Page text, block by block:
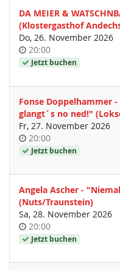
DA MEIER &
(Klostergasthof
Do, 26. November 2026
Uhrzeit
20:00
Jetzt buchen
Fonse Doppelhammer
glangt´s no ned!"
Fr, 27. November 2026
Uhrzeit
20:00
Jetzt buchen
Angela Ascher -
(Nuts/Traunstein)
Sa, 28. November 2026
Uhrzeit
20:00
Jetzt buchen